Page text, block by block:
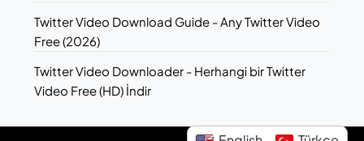
Twitter Video Download Guide - Any Twitter Video
Free (2026)
Twitter Video Downloader - Herhangi bir Twitter
Video Free (HD) İndir